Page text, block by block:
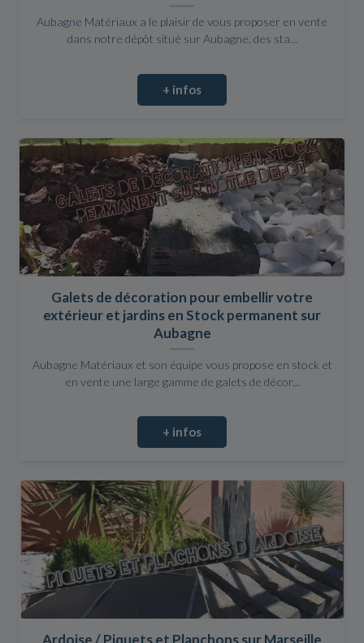
Aubagne Matériaux a le plaisir de vous proposer en vente
dans notre dépôt situé sur Aubagne, des sta...
+ infos
Galets de décoration pour embellir votre
extérieur et jardins en Stock permanent sur
Aubagne
Aubagne Matériaux et son équipe vous propose en stock et
en vente une large gamme de galets de décor...
+ infos
Ardoise / Piquets et Planchons sur Marseille